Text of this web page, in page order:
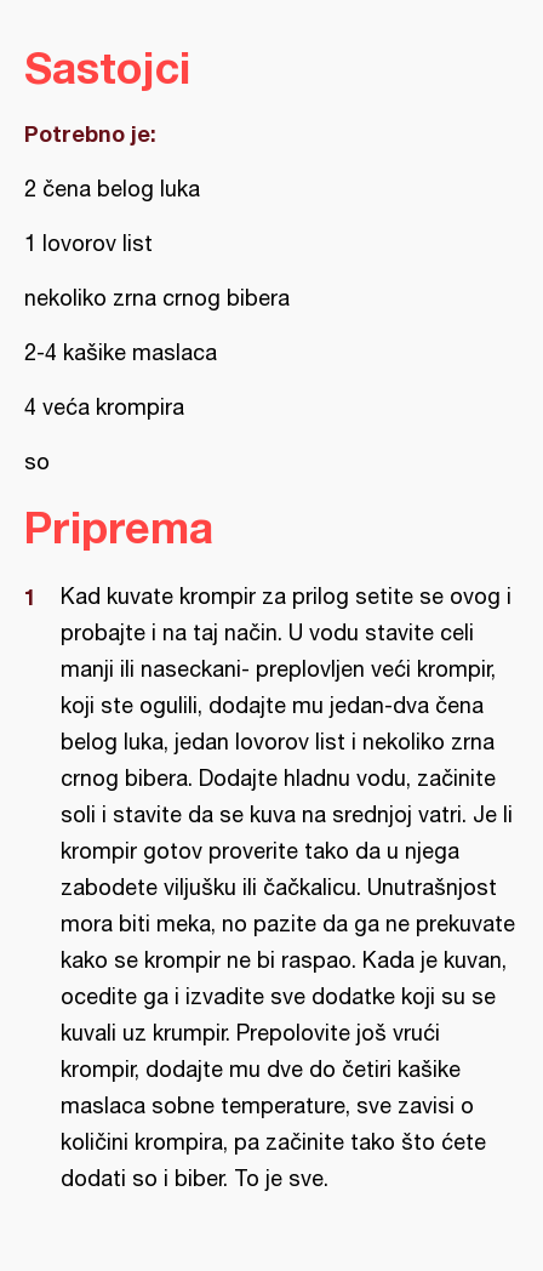
Sastojci
Potrebno je:
2 čena belog luka
1 lovorov list
nekoliko zrna crnog bibera
2-4 kašike maslaca
4 veća krompira
so
Priprema
Kad kuvate krompir za prilog setite se ovog i
probajte i na taj način. U vodu stavite celi
manji ili naseckani- preplovljen veći krompir,
koji ste ogulili, dodajte mu jedan-dva čena
belog luka, jedan lovorov list i nekoliko zrna
crnog bibera. Dodajte hladnu vodu, začinite
soli i stavite da se kuva na srednjoj vatri. Je li
krompir gotov proverite tako da u njega
zabodete viljušku ili čačkalicu. Unutrašnjost
mora biti meka, no pazite da ga ne prekuvate
kako se krompir ne bi raspao. Kada je kuvan,
ocedite ga i izvadite sve dodatke koji su se
kuvali uz krumpir. Prepolovite još vrući
krompir, dodajte mu dve do četiri kašike
maslaca sobne temperature, sve zavisi o
količini krompira, pa začinite tako što ćete
dodati so i biber. To je sve.